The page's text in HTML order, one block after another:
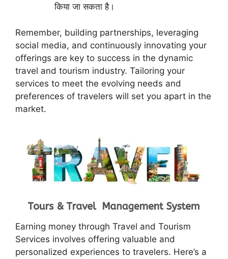
किया जा सकता है।
Remember, building partnerships, leveraging
social media, and continuously innovating your
offerings are key to success in the dynamic
travel and tourism industry. Tailoring your
services to meet the evolving needs and
preferences of travelers will set you apart in the
market.
Earning money through Travel and Tourism
Services involves offering valuable and
personalized experiences to travelers. Here’s a